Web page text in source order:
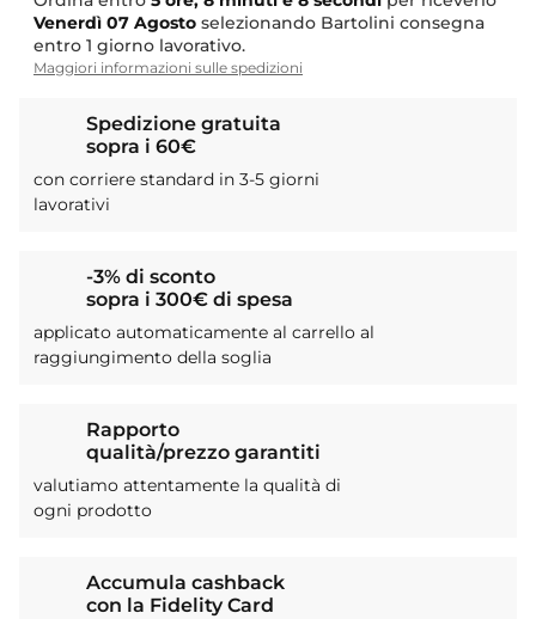
Venerdì 07 Agosto selezionando Bartolini consegna
entro 1 giorno lavorativo.
Maggiori informazioni sulle spedizioni
Spedizione gratuita
sopra i 60€
con corriere standard in 3-5 giorni
lavorativi
-3% di sconto
sopra i 300€ di spesa
applicato automaticamente al carrello al
raggiungimento della soglia
Rapporto
qualità/prezzo garantiti
valutiamo attentamente la qualità di
ogni prodotto
Accumula cashback
con la Fidelity Card